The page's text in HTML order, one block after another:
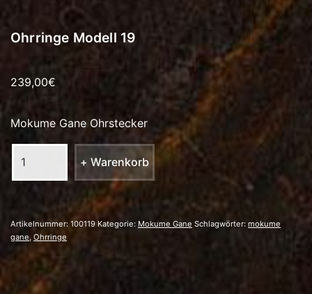
Ohrringe Modell 19
239,00€
Mokume Gane Ohrstecker
Menge
+ Warenkorb
Artikelnummer: 100119 Kategorie: Mokume Gane Schlagwörter: mokume
gane, Ohrringe